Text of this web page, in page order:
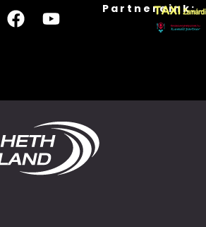
Partnereink: